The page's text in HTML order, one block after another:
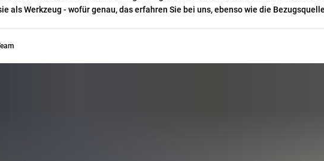
als Werkzeug - wofür genau, das erfahren Sie bei uns, ebenso wie die